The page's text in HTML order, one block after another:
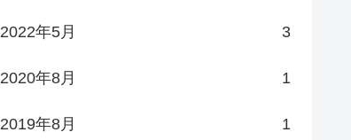
2022年5月 3
2020年8月 1
2019年8月 1